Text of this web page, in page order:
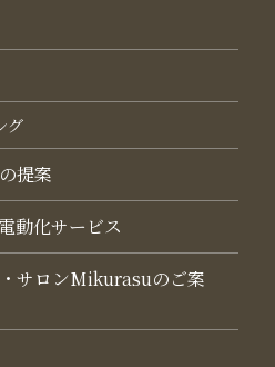
グ
提案
動化サービス
サロンMikurasuのご案